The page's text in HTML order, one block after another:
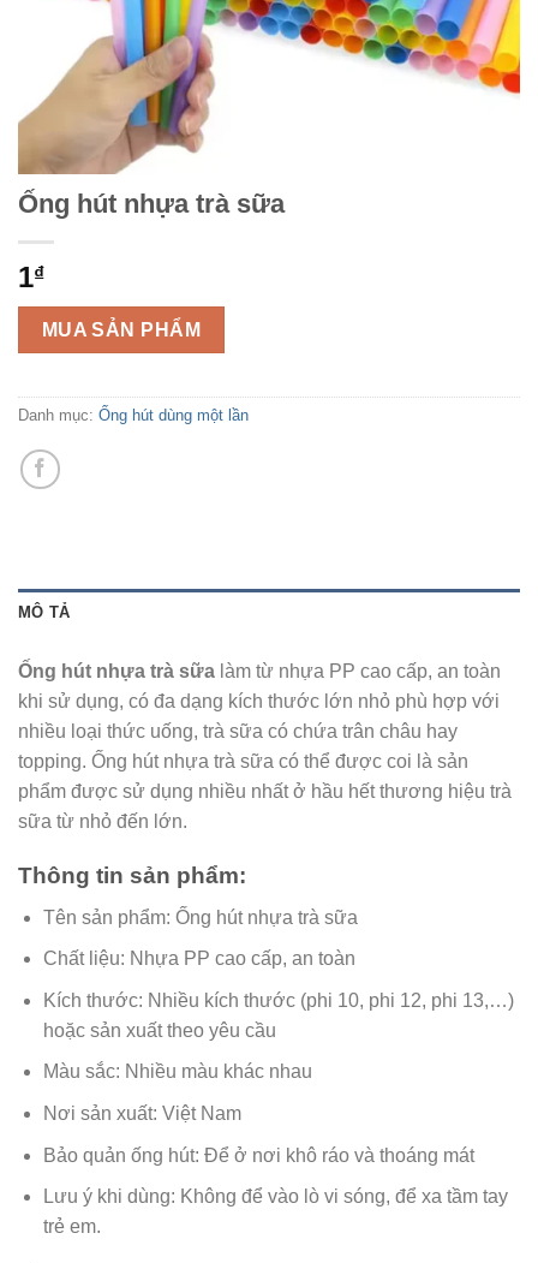
Ống hút nhựa trà sữa
1₫
MUA SẢN PHẨM
Danh mục: Ống hút dùng một lần
MÔ TẢ
Ống hút nhựa trà sữa làm từ nhựa PP cao cấp, an toàn
khi sử dụng, có đa dạng kích thước lớn nhỏ phù hợp với
nhiều loại thức uống, trà sữa có chứa trân châu hay
topping. Ống hút nhựa trà sữa có thể được coi là sản
phẩm được sử dụng nhiều nhất ở hầu hết thương hiệu trà
sữa từ nhỏ đến lớn.
Thông tin sản phẩm:
Tên sản phẩm: Ống hút nhựa trà sữa
Chất liệu: Nhựa PP cao cấp, an toàn
Kích thước: Nhiều kích thước (phi 10, phi 12, phi 13,…)
hoặc sản xuất theo yêu cầu
Màu sắc: Nhiều màu khác nhau
Nơi sản xuất: Việt Nam
Bảo quản ống hút: Để ở nơi khô ráo và thoáng mát
Lưu ý khi dùng: Không để vào lò vi sóng, để xa tầm tay
trẻ em.